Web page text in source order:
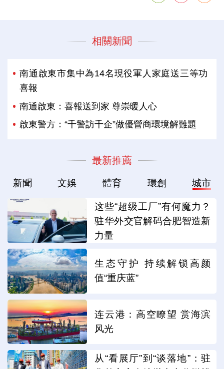
相關新聞
南通啟東市集中為14名現役軍人家庭送三等功
喜報
南通啟東：喜報送到家 尊崇暖人心
啟東警方：“千警訪千企”做優營商環境解難題
最新推薦
新聞 文娛 體育 環創 城市
这些“超级工厂”有何魔力？
驻华外交官解码合肥智造新
力量
生态守护 持续解锁高颜
值“重庆蓝”
连云港：高空瞭望 赏海滨
风光
从“看展厅”到“谈落地”：驻